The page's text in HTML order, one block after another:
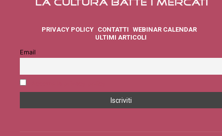
PRIVACY POLICY CONTATTI WEBINAR CALENDAR
ULTIMI ARTICOLI
Email